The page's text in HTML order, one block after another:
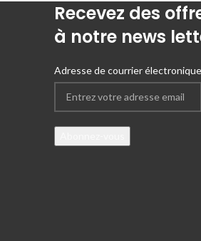
Recevez des
à notre news
Adresse de courrier électronique